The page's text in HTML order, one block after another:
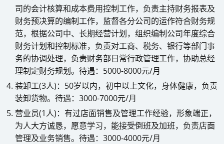
司的会计核算和成本费用控制工作，负责主持财务报表及
财务预决算的编制工作，监督各分公司的运作符合财务规
范，根据公司中、长期经营计划，组织编制公司年度综合
财务计划和控制标准，负责对工商、税务、银行等部门事
务的协调处理，负责财务部日常行政管理工作，协助总经
理制定财务规划。待遇：5000-8000元/月
装卸工(3人)：50岁以内，初中以上文化，身体健康，负责
装卸货物。待遇：3000-7000元/月
营业员(1人)：有过店面销售及管理工作经验，形象端正，
为人大方诚恳，愿意学习，能接受倒班及加班，负责店面
管理及业务销售。待遇：3000-4000元/月